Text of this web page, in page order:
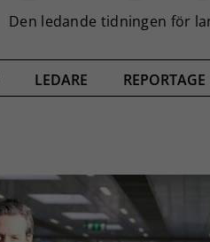
LEDARE REPORTAGE